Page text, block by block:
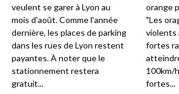
veulent se garer à Lyon au
mois d'août. Comme l'année
dernière, les places de parking
dans les rues de Lyon restent
payantes. À noter que le
stationnement restera
gratuit...
orange
"Les
violents
fortes
100km/
fortes...